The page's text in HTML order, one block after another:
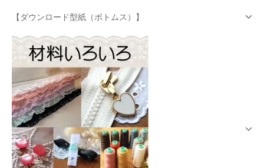
【ダウンロード型紙（ボトムス）】